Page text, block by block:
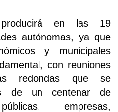
en las 19
autónomas, ya que
y municipales
con reuniones
redondas que se
de un centenar de
empresas,